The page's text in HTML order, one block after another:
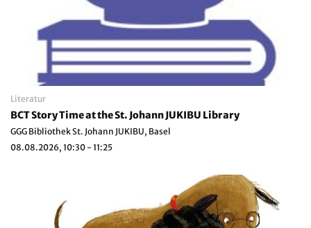
Literatur
BCT Story Time at the St. Johann JUKIBU Library
GGG Bibliothek St. Johann JUKIBU, Basel
08.08.2026, 10:30 - 11:25